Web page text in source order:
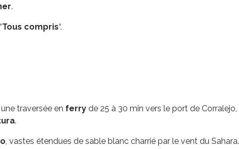
.
Tous compris“.
traversée en ferry de 25 à 30 min vers le port de Corralejo,
.
, vastes étendues de sable blanc charrié par le vent du Sahara.